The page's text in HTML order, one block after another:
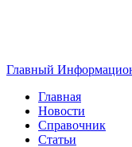
Главный
Главная
Новости
Справочник
Статьи